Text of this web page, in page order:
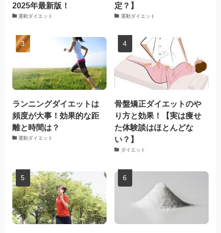
2025年最新版！
運動ダイエット
定？】
運動ダイエット
ランニングダイエットは
頻度が大事！効果的な距
離と時間は？
運動ダイエット
骨盤矯正ダイエットのや
り方と効果！【実は痩せ
た体験談はほとんどな
い？】
ダイエット